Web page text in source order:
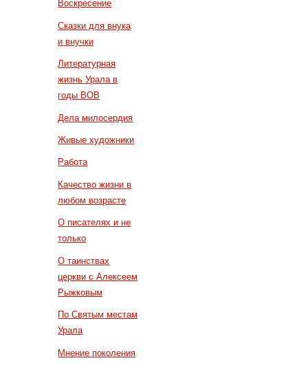
Воскресение
Сказки для внука
и внучки
Литературная
жизнь Урала в
годы ВОВ
Дела милосердия
Живые художники
Работа
Качество жизни в
любом возрасте
О писателях и не
только
О таинствах
церкви с Алексеем
Рыжковым
По Святым местам
Урала
Мнение поколения